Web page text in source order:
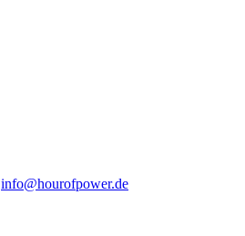
info@hourofpower.de